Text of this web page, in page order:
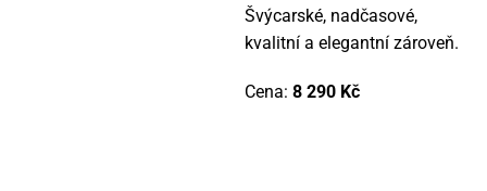
Švýcarské, nadčasové,
kvalitní a elegantní zároveň.
Cena: 8 290 Kč